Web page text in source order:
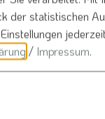
der statistischen
/ Impressum.